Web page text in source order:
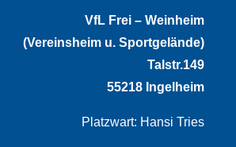
VfL Frei – Weinheim
(Vereinsheim u. Sportgelände)
Talstr.149
55218 Ingelheim
Platzwart: Hansi Tries